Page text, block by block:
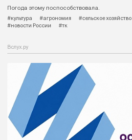
Погода этому поспособствовала.
#культура
#агрономия #сельское хозяйство
#новости России
#тк
Вслух.ру